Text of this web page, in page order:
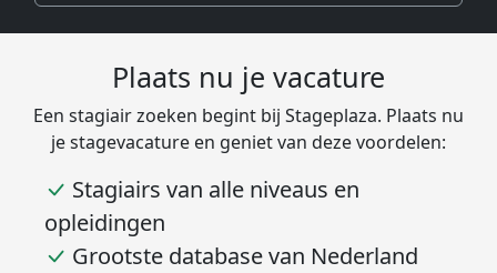
Plaats nu je vacature
Een stagiair zoeken begint bij Stageplaza. Plaats nu
je stagevacature en geniet van deze voordelen:
Stagiairs van alle niveaus en
opleidingen
Grootste database van Nederland